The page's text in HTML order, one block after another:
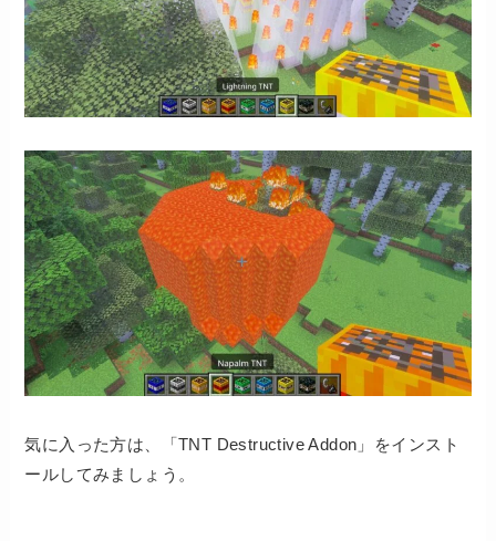
気に入った方は、「TNT Destructive Addon」をインスト
ールしてみましょう。